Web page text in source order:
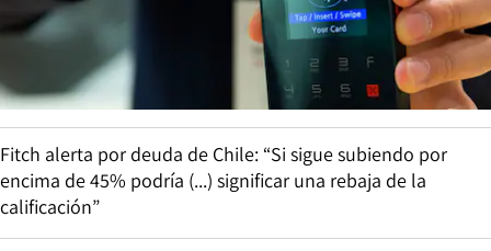
Fitch alerta por deuda de Chile: “Si sigue subiendo por
encima de 45% podría (...) significar una rebaja de la
calificación”